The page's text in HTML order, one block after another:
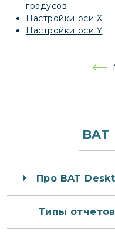
градусов
Настройки оси Х
Настройки оси Y
BAT
Про BAT
Типы отчетов